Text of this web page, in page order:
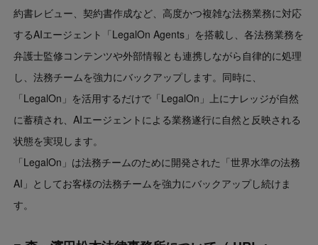
約書レビュー、契約書作成など、高度かつ複雑な法務業務に対応
するAIエージェント「LegalOn Agents」を搭載し、各法務業務を
弁護士監修コンテンツや外部情報とも連携しながら自律的に処理
し、法務チームを強力にバックアップします。同時に、
「LegalOn」を活用するだけで「LegalOn」上にナレッジが自然
に蓄積され、AIエージェントによる業務遂行に自然と反映される
状態を実現します。
「LegalOn」は法務チームのために開発された「世界水準の法務
AI」としてお客様の法務チームを強力にバックアップし続けま
す。